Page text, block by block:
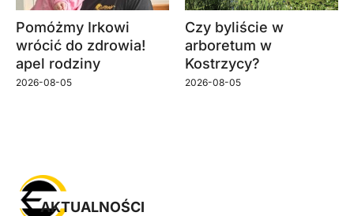
Pomóżmy Irkowi
wrócić do zdrowia!
apel rodziny
2026-08-05
Czy byliście w
arboretum w
Kostrzycy?
2026-08-05
AKTUALNOŚCI